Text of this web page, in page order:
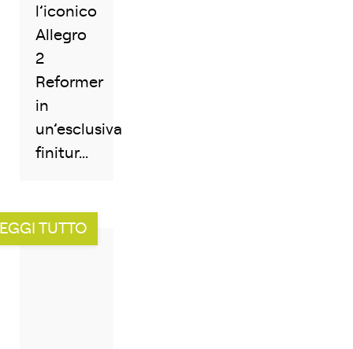
l’iconico
Allegro
2
Reformer
in
un’esclusiva
finitur...
TUTTO